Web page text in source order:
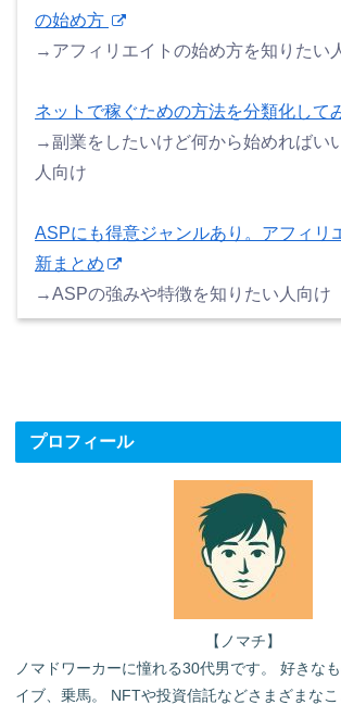
の始め方
→アフィリエイトの始め方を知りたい
ネットで稼ぐための方法を分類化して
→副業をしたいけど何から始めればい
人向け
ASPにも得意ジャンルあり。アフィリ
新まとめ
→ASPの強みや特徴を知りたい人向け
プロフィール
【ノマチ】
ノマドワーカーに憧れる30代男です。 好きな
イブ、乗馬。 NFTや投資信託などさまざまなこ